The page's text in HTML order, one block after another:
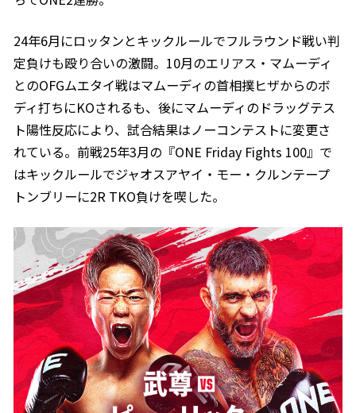
24年6月にロッタンとキックルールでフルラウンド戦い判
定負けも殴り合いの激闘。10月のエリアス・マムーディ
とのOFGムエタイ戦はマムーディの首相撲ヒザからのボ
ディ打ちにKOされるも、後にマムーディのドラッグテス
ト陽性反応により、試合結果はノーコンテストに変更さ
れている。前戦25年3月の『ONE Friday Fights 100』で
はキックルールでジャオスアヤイ・モー・クルンテープ
トンブリーに2R TKO負けを喫した。